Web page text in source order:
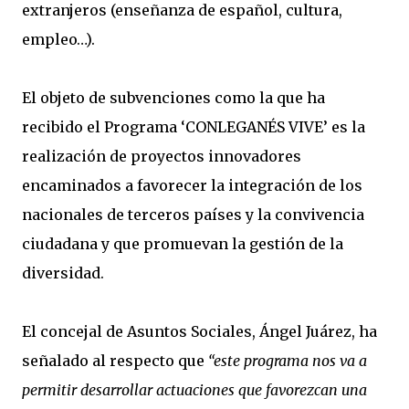
extranjeros (enseñanza de español, cultura,
empleo…).
El objeto de subvenciones como la que ha
recibido el Programa ‘CONLEGANÉS VIVE’ es la
realización de proyectos innovadores
encaminados a favorecer la integración de los
nacionales de terceros países y la convivencia
ciudadana y que promuevan la gestión de la
diversidad.
El concejal de Asuntos Sociales, Ángel Juárez, ha
señalado al respecto que “este programa nos va a
permitir desarrollar actuaciones que favorezcan una